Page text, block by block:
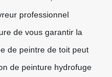
professionnel
de vous garantir la
de peintre de toit peut
de peinture hydrofuge